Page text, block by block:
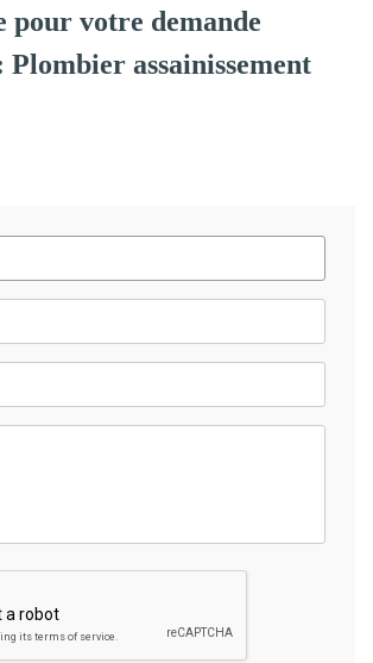
votre demande
assainissement